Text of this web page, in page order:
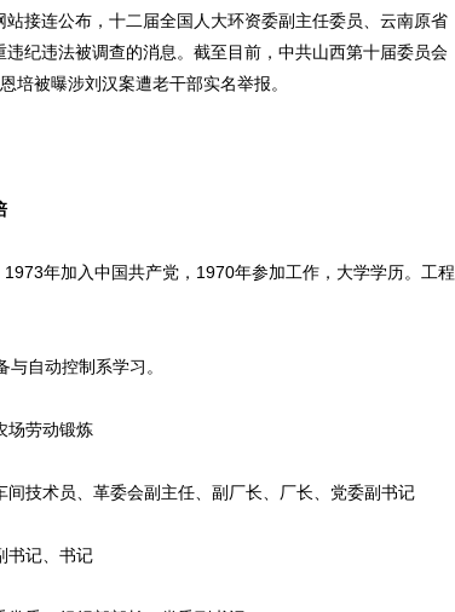
连公布，十二届全国人大环资委副主任委员、云南原省
纪违法被调查的消息。截至目前，中共山西第十届委员会
培被曝涉刘汉案遭老干部实名举报。
年加入中国共产党，1970年参加工作，大学学历。工程
自动控制系学习。
劳动锻炼
术员、革委会副主任、副厂长、厂长、党委副书记
记、书记